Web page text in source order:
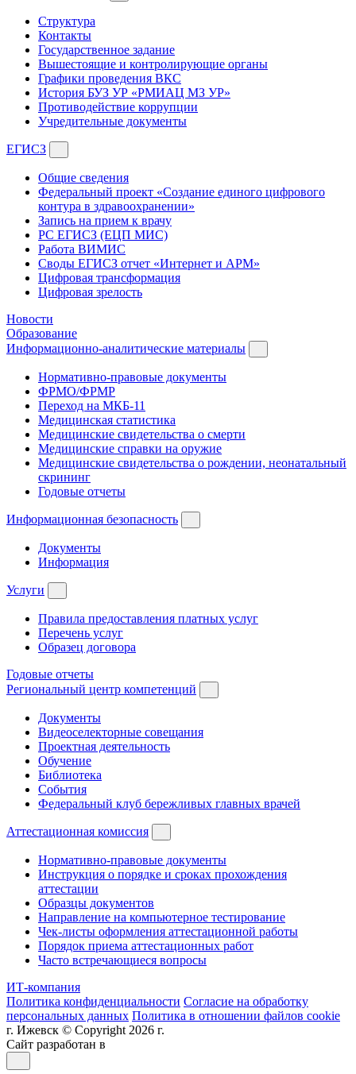
Структура
Контакты
Государственное задание
Вышестоящие и контролирующие органы
Графики проведения ВКС
История БУЗ УР «РМИАЦ МЗ УР»
Противодействие коррупции
Учредительные документы
ЕГИСЗ
Общие сведения
Федеральный проект «Создание единого цифрового
контура в здравоохранении»
Запись на прием к врачу
РС ЕГИСЗ (ЕЦП МИС)
Работа ВИМИС
Своды ЕГИСЗ отчет «Интернет и АРМ»
Цифровая трансформация
Цифровая зрелость
Новости
Образование
Информационно-аналитические материалы
Нормативно-правовые документы
ФРМО/ФРМР
Переход на МКБ-11
Медицинская статистика
Медицинские свидетельства о смерти
Медицинские справки на оружие
Медицинские свидетельства о рождении, неонатальный
скрининг
Годовые отчеты
Информационная безопасность
Документы
Информация
Услуги
Правила предоставления платных услуг
Перечень услуг
Образец договора
Годовые отчеты
Региональный центр компетенций
Документы
Видеоселекторные совещания
Проектная деятельность
Обучение
Библиотека
События
Федеральный клуб бережливых главных врачей
Аттестационная комиссия
Нормативно-правовые документы
Инструкция о порядке и сроках прохождения
аттестации
Образцы документов
Направление на компьютерное тестирование
Чек-листы оформления аттестационной работы
Порядок приема аттестационных работ
Часто встречающиеся вопросы
ИТ-компания
Политика конфиденциальности Согласие на обработку
персональных данных Политика в отношении файлов cookie
г. Ижевск © Copyright 2026 г.
Сайт разработан в